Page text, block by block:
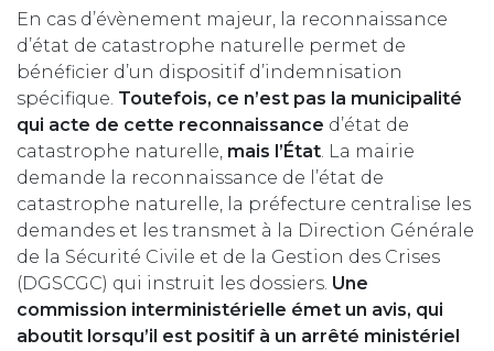
En cas d’évènement majeur, la reconnaissance
d’état de catastrophe naturelle permet de
bénéficier d’un dispositif d’indemnisation
spécifique. Toutefois, ce n’est pas la municipalité
qui acte de cette reconnaissance d’état de
catastrophe naturelle, mais l’État. La mairie
demande la reconnaissance de l’état de
catastrophe naturelle, la préfecture centralise les
demandes et les transmet à la Direction Générale
de la Sécurité Civile et de la Gestion des Crises
(DGSCGC) qui instruit les dossiers. Une
commission interministérielle émet un avis, qui
aboutit lorsqu’il est positif à un arrêté ministériel